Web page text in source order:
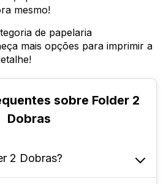
mesmo!
de papelaria
mais opções para imprimir a
sobre Folder 2
Dobras
2 Dobras?